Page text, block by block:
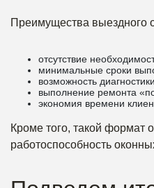
Преимущества выездного
отсутствие
минимальные сроки
возможность
выполнение ремонта
экономия времени
Кроме того, такой формат
работоспособность